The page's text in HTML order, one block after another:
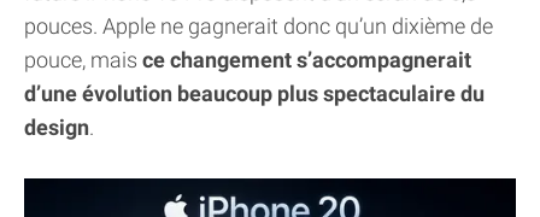
pouces. Apple ne gagnerait donc qu’un dixième de
pouce, mais ce changement s’accompagnerait
d’une évolution beaucoup plus spectaculaire du
design.